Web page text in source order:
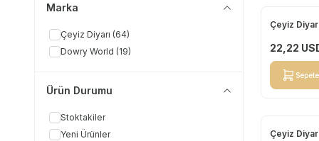
Marka
Çeyiz Diyarı (64)
Dowry World (19)
Ürün Durumu
Stoktakiler
Yeni Ürünler
Yeni
Çeyiz
22,22
Yeni
Çeyiz